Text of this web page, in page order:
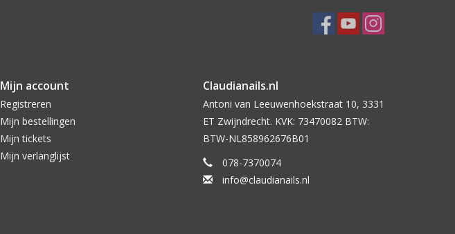
Mijn account
Registreren
Mijn bestellingen
Mijn tickets
Mijn verlanglijst
Claudianails.nl
Antoni van Leeuwenhoekstraat 10, 3331
ET Zwijndrecht. KVK: 73470082 BTW:
BTW-NL858962676B01
078-7370074
info@claudianails.nl